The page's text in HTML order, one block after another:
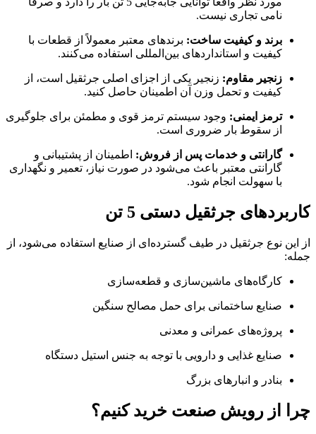
نامی تجاری نیست.
برند و کیفیت ساخت: برندهای معتبر معمولاً از قطعات با
کیفیت و استانداردهای بین‌المللی استفاده می‌کنند.
زنجیر مقاوم: زنجیر یکی از اجزای اصلی جرثقیل است، از
کیفیت و تحمل وزن آن اطمینان حاصل کنید.
ترمز ایمنی: وجود سیستم ترمز قوی و مطمئن برای جلوگیری
از سقوط بار ضروری است.
گارانتی و خدمات پس از فروش: اطمینان از پشتیبانی و
گارانتی معتبر باعث می‌شود در صورت نیاز، تعمیر و نگهداری
با سهولت انجام شود.
کاربردهای جرثقیل دستی 5 تن
از این نوع جرثقیل در طیف گسترده‌ای از صنایع استفاده می‌شود، از
جمله:
کارگاه‌های ماشین‌سازی و قطعه‌سازی
صنایع ساختمانی برای حمل مصالح سنگین
پروژه‌های عمرانی و معدنی
صنایع غذایی و دارویی با توجه به جنس استیل دستگاه
بنادر و انبارهای بزرگ
چرا از رویش صنعت خرید کنیم؟